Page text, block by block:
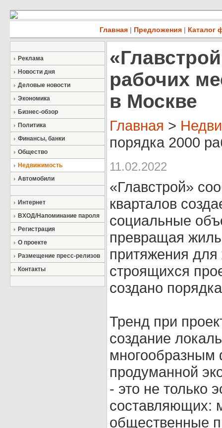
Главная | Предложения | Каталог
Реклама
Новости дня
Деловые новости
Экономика
Бизнес-обзор
Политика
Финансы, банки
Общество
Недвижимость
Автомобили
Интернет
ВХОД/Напоминание пароля
Регистрация
О проекте
Размещение пресс-релизов
Контакты
рабочих
в Москве
Главная >
порядка 2000
11.02.2022
«Главстрой»
кварталов
социальные
превращая
притяжения
строящихся
создано
Тренд при
создание
продуманной
- это не только
составляющих:
общественные